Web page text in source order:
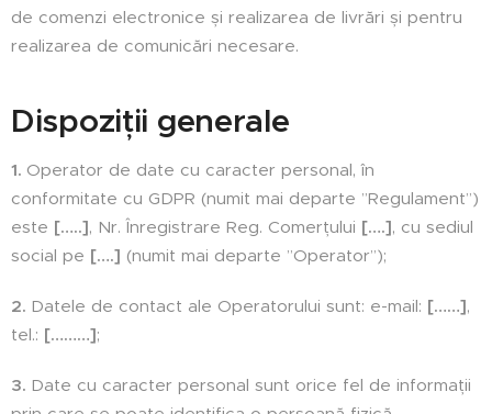
de comenzi electronice și realizarea de livrări și pentru
realizarea de comunicări necesare.
Dispoziții generale
1. Operator de date cu caracter personal, în
conformitate cu GDPR (numit mai departe ”Regulament”)
este […..], Nr. Înregistrare Reg. Comerțului [….], cu sediul
social pe [….] (numit mai departe ”Operator”);
2. Datele de contact ale Operatorului sunt: e-mail: [……],
tel.: [………];
3. Date cu caracter personal sunt orice fel de informații